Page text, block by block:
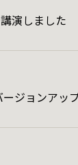
演しました
ジョンアッ